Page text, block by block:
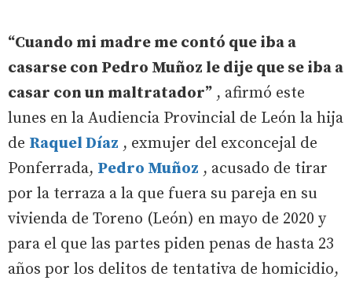
“Cuando mi madre me contó que iba a
casarse con Pedro Muñoz le dije que se iba a
casar con un maltratador” , afirmó este
lunes en la Audiencia Provincial de León la hija
de Raquel Díaz , exmujer del exconcejal de
Ponferrada, Pedro Muñoz , acusado de tirar
por la terraza a la que fuera su pareja en su
vivienda de Toreno (León) en mayo de 2020 y
para el que las partes piden penas de hasta 23
años por los delitos de tentativa de homicidio,